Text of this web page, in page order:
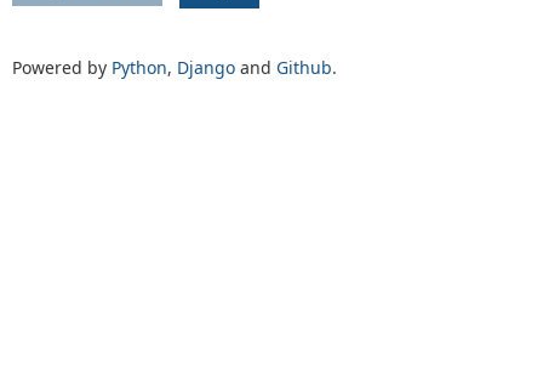
Powered by Python, Django and Github.